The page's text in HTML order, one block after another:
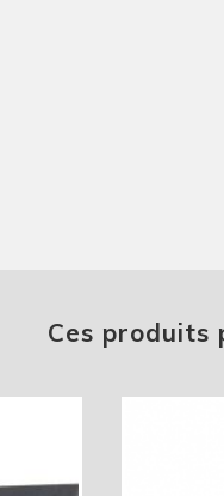
Ces produits